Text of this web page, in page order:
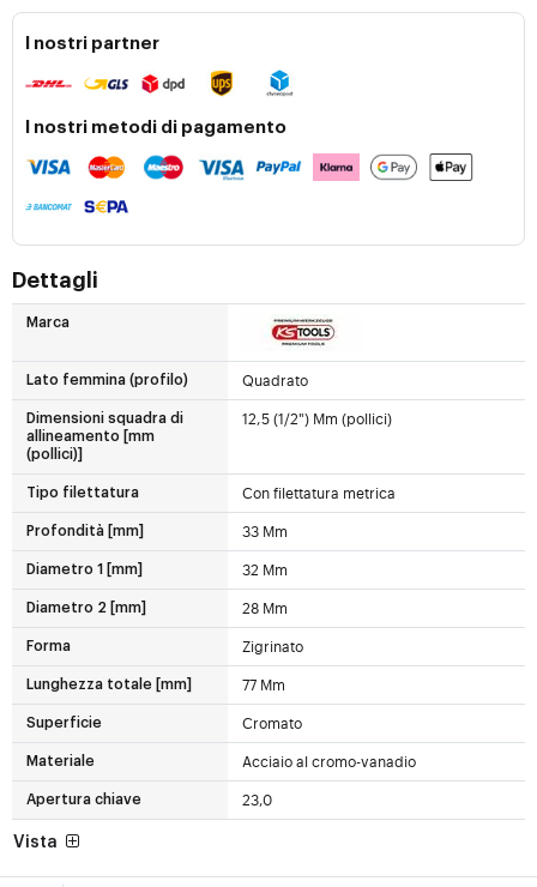
I nostri partner
I nostri metodi di pagamento
Dettagli
Marca
Lato femmina (profilo) Quadrato
Dimensioni squadra di
allineamento [mm
(pollici)]
12,5 (1/2") Mm (pollici)
Tipo filettatura Con filettatura metrica
Profondità [mm] 33 Mm
Diametro 1 [mm] 32 Mm
Diametro 2 [mm] 28 Mm
Forma Zigrinato
Lunghezza totale [mm] 77 Mm
Superficie Cromato
Materiale Acciaio al cromo-vanadio
Apertura chiave 23,0
Vista